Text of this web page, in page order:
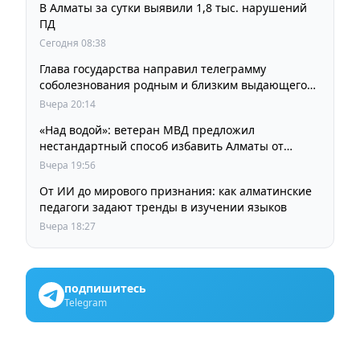
В Алматы за сутки выявили 1,8 тыс. нарушений
ПД
Сегодня 08:38
Глава государства направил телеграмму
соболезнования родным и близким выдающегося
кинорежиссера Ардака Амиркулова
Вчера 20:14
«Над водой»: ветеран МВД предложил
нестандартный способ избавить Алматы от
пробок и смога
Вчера 19:56
От ИИ до мирового признания: как алматинские
педагоги задают тренды в изучении языков
Вчера 18:27
подпишитесь
Telegram